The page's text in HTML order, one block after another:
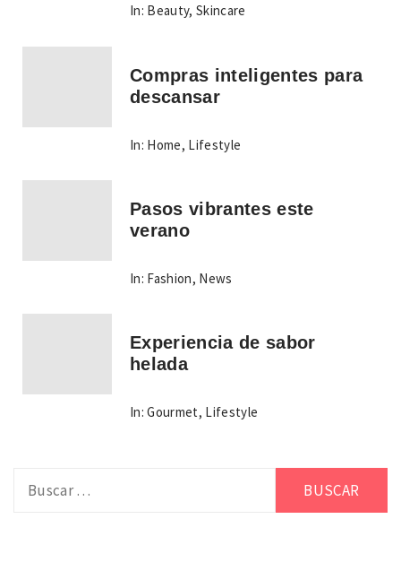
In: Beauty,Skincare
Compras inteligentes para
descansar
In: Home, Lifestyle
Pasos vibrantes este
verano
In: Fashion, News
Experiencia de sabor
helada
In: Gourmet, Lifestyle